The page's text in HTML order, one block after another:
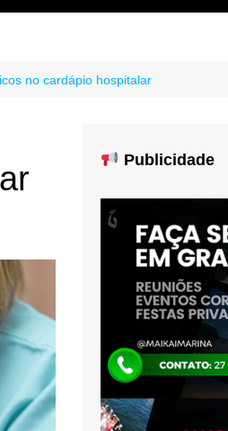
no cardápio hospitalar
Publicidade